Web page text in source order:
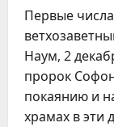
Первые
Наум, 2
пророк
покаянию и
храмах в эти